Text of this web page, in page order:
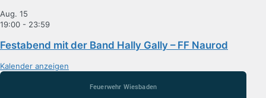
Aug. 15
19:00 - 23:59
Festabend mit der Band Hally Gally – FF Naurod
Kalender anzeigen